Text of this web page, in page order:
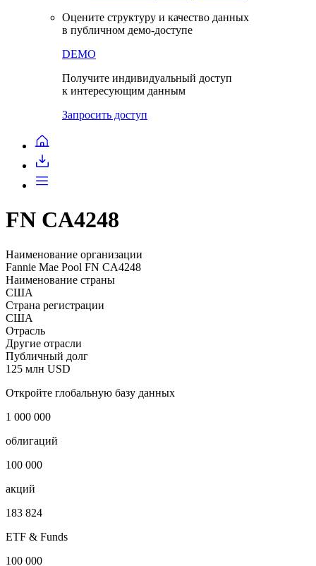
Оцените структуру и качество данных
в публичном демо-доступе
DEMO
Получите индивидуальный доступ
к интересующим данным
Запросить доступ
FN CA4248
Наименование организации
Fannie Mae Pool FN CA4248
Наименование страны
США
Страна регистрации
США
Отрасль
Другие отрасли
Публичный долг
125 млн USD
Откройте глобальную базу данных
1 000 000
облигаций
100 000
акций
183 824
ETF & Funds
100 000